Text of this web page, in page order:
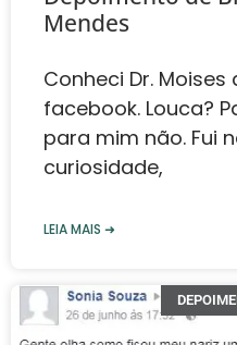
Mendes‎
Conheci Dr.
facebook. Louca?
para mim não. Fui
curiosidade,
LEIA MAIS ➜